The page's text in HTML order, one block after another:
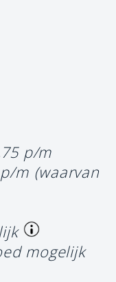
p/m
m (waarvan
mogelijk